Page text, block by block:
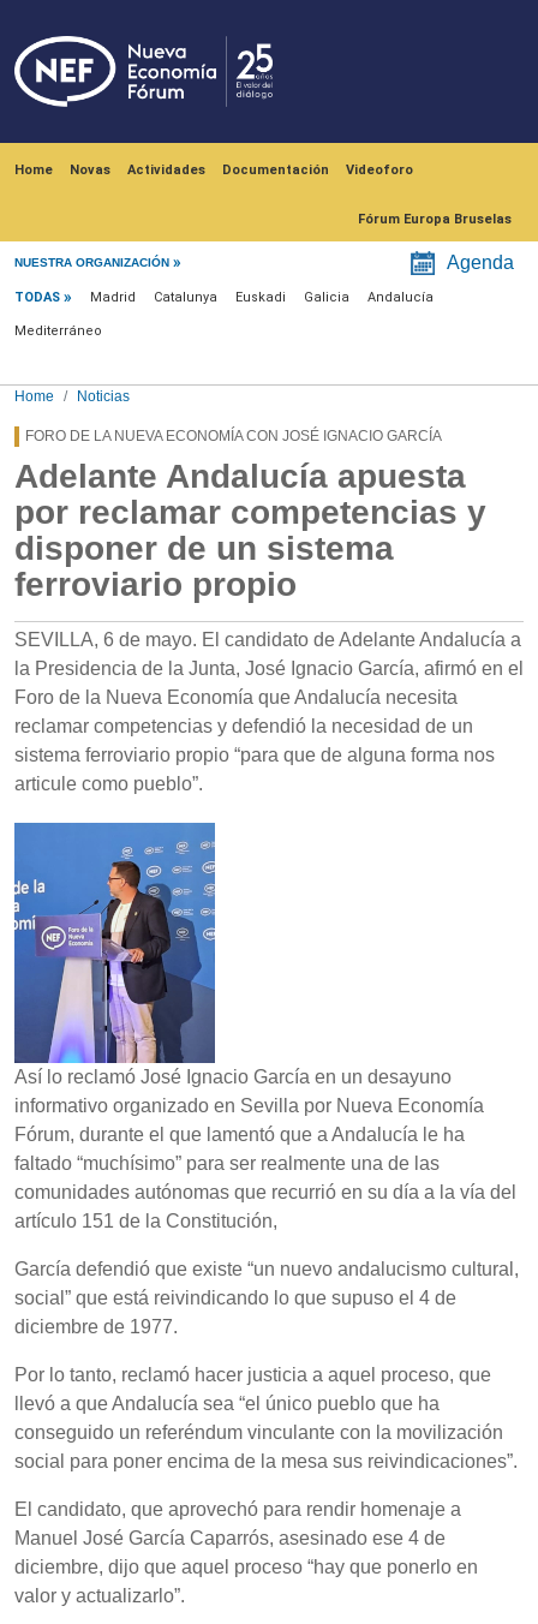
Home Novas Actividades Documentación Videoforo
Fórum Europa Bruselas
NUESTRA ORGANIZACIÓN Agenda
Menú noticias
TODAS Madrid Catalunya Euskadi Galicia Andalucía
Mediterráneo
Home Noticias
FORO DE LA NUEVA ECONOMÍA CON JOSÉ IGNACIO GARCÍA
Adelante Andalucía apuesta
por reclamar competencias y
disponer de un sistema
ferroviario propio
SEVILLA, 6 de mayo. El candidato de Adelante Andalucía a
la Presidencia de la Junta, José Ignacio García, afirmó en el
Foro de la Nueva Economía que Andalucía necesita
reclamar competencias y defendió la necesidad de un
sistema ferroviario propio “para que de alguna forma nos
articule como pueblo”.
Así lo reclamó José Ignacio García en un desayuno
informativo organizado en Sevilla por Nueva Economía
Fórum, durante el que lamentó que a Andalucía le ha
faltado “muchísimo” para ser realmente una de las
comunidades autónomas que recurrió en su día a la vía del
artículo 151 de la Constitución,
García defendió que existe “un nuevo andalucismo cultural,
social” que está reivindicando lo que supuso el 4 de
diciembre de 1977.
Por lo tanto, reclamó hacer justicia a aquel proceso, que
llevó a que Andalucía sea “el único pueblo que ha
conseguido un referéndum vinculante con la movilización
social para poner encima de la mesa sus reivindicaciones”.
El candidato, que aprovechó para rendir homenaje a
Manuel José García Caparrós, asesinado ese 4 de
diciembre, dijo que aquel proceso “hay que ponerlo en
valor y actualizarlo”.